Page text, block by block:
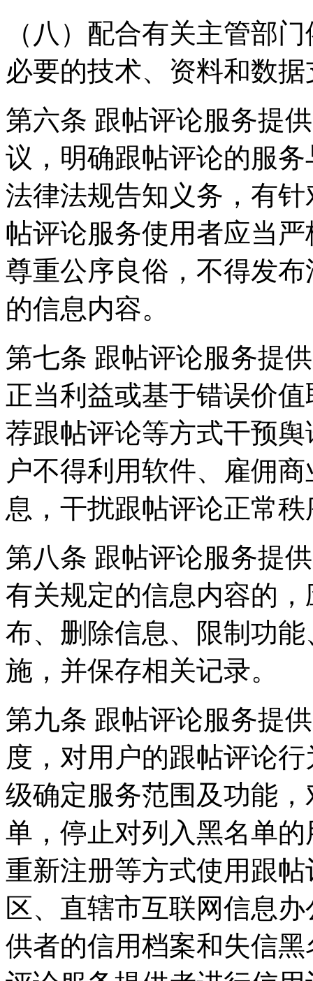
（八）配合有关主管部
必要的技术、资料和数
第六条 跟帖评论服务提
议，明确跟帖评论的服
法律法规告知义务，有
帖评论服务使用者应当
尊重公序良俗，不得发
的信息内容。
第七条 跟帖评论服务提
正当利益或基于错误价
荐跟帖评论等方式干预
户不得利用软件、雇佣
息，干扰跟帖评论正常
第八条 跟帖评论服务提
有关规定的信息内容的
布、删除信息、限制功
施，并保存相关记录。
第九条 跟帖评论服务提
度，对用户的跟帖评论
级确定服务范围及功能
单，停止对列入黑名单
重新注册等方式使用跟
区、直辖市互联网信息
供者的信用档案和失信